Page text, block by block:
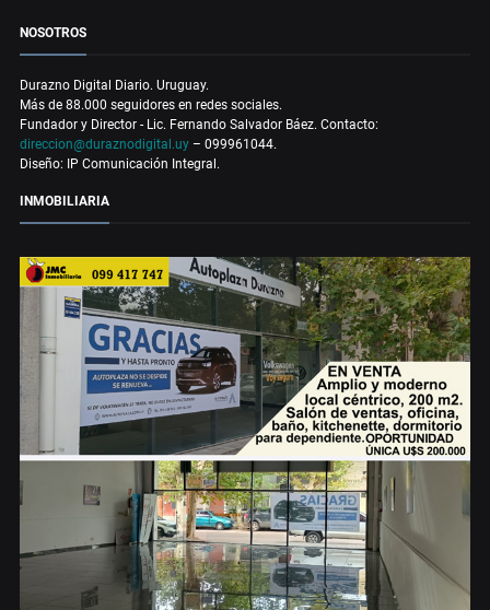
NOSOTROS
Durazno Digital Diario. Uruguay.
Más de 88.000 seguidores en redes sociales.
Fundador y Director - Lic. Fernando Salvador Báez. Contacto:
direccion@duraznodigital.uy – 099961044.
Diseño: IP Comunicación Integral.
INMOBILIARIA